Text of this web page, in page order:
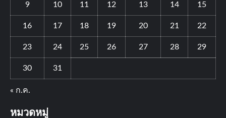
9 10 11 12 13 14 15
16 17 18 19 20 21 22
23 24 25 26 27 28 29
30 31
« ก.ค.
หมวดหมู่